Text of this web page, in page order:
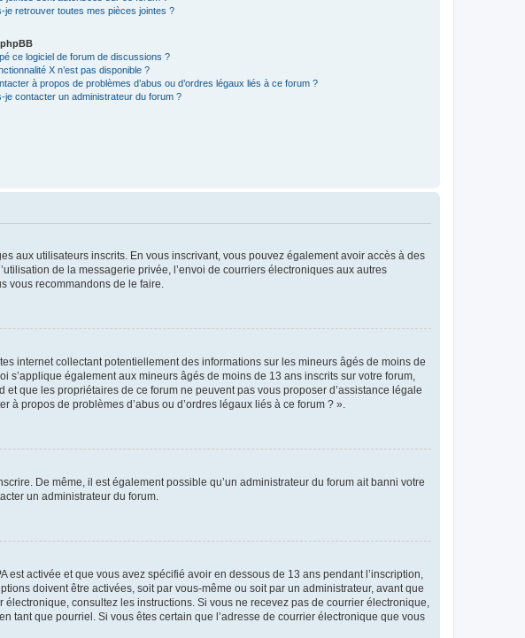
je retrouver toutes mes pièces jointes ?
ce logiciel de forum de discussions ?
X n’est pas disponible ?
à propos de problèmes d’abus ou d’ordres légaux liés à ce forum ?
je contacter un administrateur du forum ?
aux utilisateurs inscrits. En vous inscrivant, vous pouvez également avoir accès à des
de la messagerie privée, l’envoi de courriers électroniques aux autres
vous recommandons de le faire.
internet collectant potentiellement des informations sur les mineurs âgés de moins de
également aux mineurs âgés de moins de 13 ans inscrits sur votre forum,
que les propriétaires de ce forum ne peuvent pas vous proposer d’assistance légale
propos de problèmes d’abus ou d’ordres légaux liés à ce forum ? ».
De même, il est également possible qu’un administrateur du forum ait banni votre
un administrateur du forum.
activée et que vous avez spécifié avoir en dessous de 13 ans pendant l’inscription,
doivent être activées, soit par vous-même ou soit par un administrateur, avant que
consultez les instructions. Si vous ne recevez pas de courrier électronique,
que pourriel. Si vous êtes certain que l’adresse de courrier électronique que vous